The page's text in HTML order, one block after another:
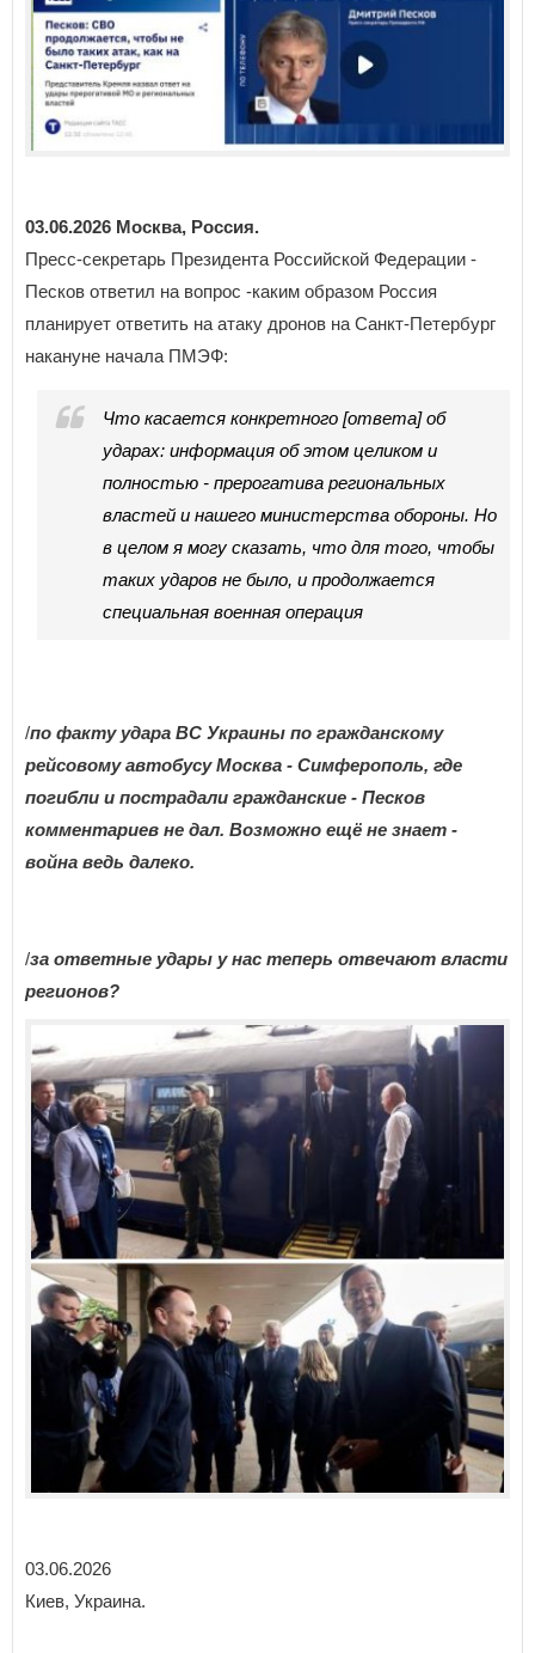
03.06.2026 Москва, Россия.
Пресс-секретарь Президента Российской Федерации -
Песков ответил на вопрос -каким образом Россия
планирует ответить на атаку дронов на Санкт-Петербург
накануне начала ПМЭФ:
Что касается конкретного [ответа] об
ударах: информация об этом целиком и
полностью - прерогатива региональных
властей и нашего министерства обороны. Но
в целом я могу сказать, что для того, чтобы
таких ударов не было, и продолжается
специальная военная операция
/по факту удара ВС Украины по гражданскому
рейсовому автобусу Москва - Симферополь, где
погибли и пострадали гражданские - Песков
комментариев не дал. Возможно ещё не знает -
война ведь далеко.
/за ответные удары у нас теперь отвечают власти
регионов?
03.06.2026
Киев, Украина.